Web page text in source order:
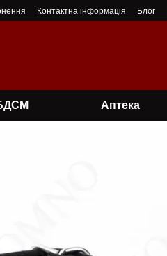
Контактна інформація Блог
Аптека